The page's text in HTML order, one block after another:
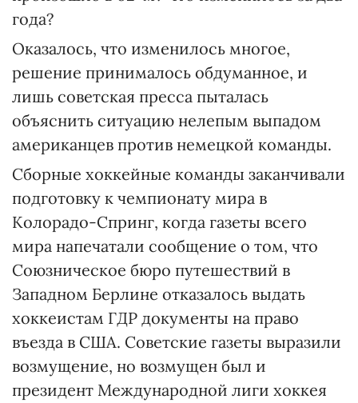
года?
Оказалось, что изменилось многое,
решение принималось обдуманное, и
лишь советская пресса пыталась
объяснить ситуацию нелепым выпадом
американцев против немецкой команды.
Сборные хоккейные команды заканчивали
подготовку к чемпионату мира в
Колорадо-Спринг, когда газеты всего
мира напечатали сообщение о том, что
Союзническое бюро путешествий в
Западном Берлине отказалось выдать
хоккеистам ГДР документы на право
въезда в США. Советские газеты выразили
возмущение, но возмущен был и
президент Международной лиги хоккея